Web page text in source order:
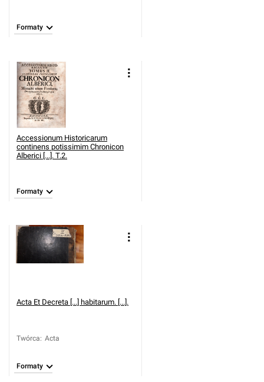
Formaty
Accessionum Historicarum
continens potissimim Chronicon
Alberici [...]. T.2.
Formaty
Acta Et Decreta [...] habitarum. [...].
Twórca: Acta
Formaty